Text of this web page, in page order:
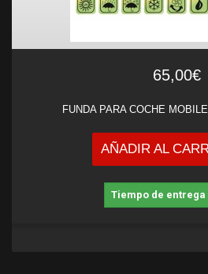
65,00€
FUNDA PARA COCHE
AÑADIR AL
Tiempo de entrega